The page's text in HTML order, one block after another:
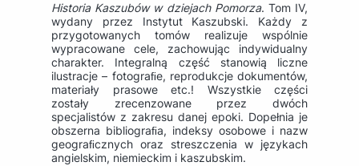
Historia Kaszubów w dziejach Pomorza. Tom IV,
wydany przez Instytut Kaszubski. Każdy z
przygotowanych tomów realizuje wspólnie
wypracowane cele, zachowując indywidualny
charakter. Integralną część stanowią liczne
ilustracje – fotograﬁe, reprodukcje dokumentów,
materiały prasowe etc.! Wszystkie części
zostały zrecenzowane przez dwóch
specjalistów z zakresu danej epoki. Dopełnia je
obszerna bibliograﬁa, indeksy osobowe i nazw
geograﬁcznych oraz streszczenia w językach
angielskim, niemieckim i kaszubskim.